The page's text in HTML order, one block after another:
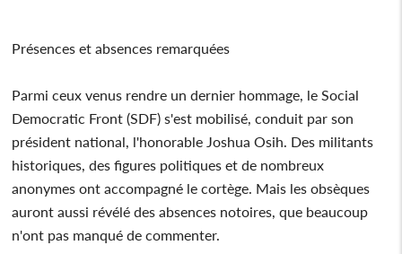
Présences et absences remarquées
Parmi ceux venus rendre un dernier hommage, le Social
Democratic Front (SDF) s'est mobilisé, conduit par son
président national, l'honorable Joshua Osih. Des militants
historiques, des figures politiques et de nombreux
anonymes ont accompagné le cortège. Mais les obsèques
auront aussi révélé des absences notoires, que beaucoup
n'ont pas manqué de commenter.